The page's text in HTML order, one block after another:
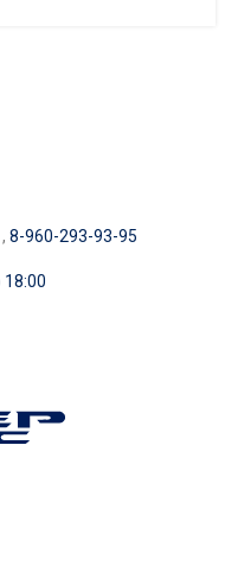
,8-960-293-93-95
18:00